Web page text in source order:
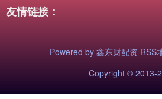
友情链接：
Powered by 鑫东财配资 RSS
Copyright © 2013-